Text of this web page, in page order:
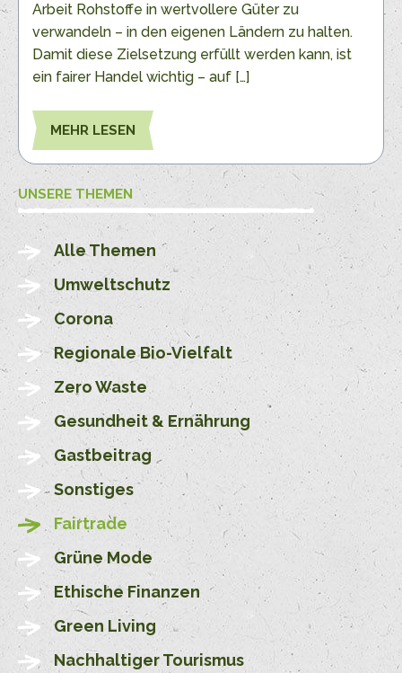
Arbeit Rohstoffe in wertvollere Güter zu
verwandeln – in den eigenen Ländern zu halten.
Damit diese Zielsetzung erfüllt werden kann, ist
ein fairer Handel wichtig – auf […]
MEHR LESEN
UNSERE THEMEN
Alle Themen
Umweltschutz
Corona
Regionale Bio-Vielfalt
Zero Waste
Gesundheit & Ernährung
Gastbeitrag
Sonstiges
Fairtrade
Grüne Mode
Ethische Finanzen
Green Living
Nachhaltiger Tourismus